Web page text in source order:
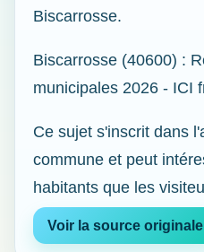
Biscarrosse.
Biscarrosse (40600) :
municipales 2026 - ICI
Ce sujet s'inscrit dans
commune et peut
habitants que les
Voir la source originale